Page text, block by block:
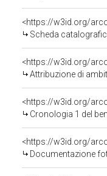
<https://w3id.org/
Scheda
<https://w3id.org/
Attribuzione di
<https://w3id.org/
Cronologia 1 del
Documentazione